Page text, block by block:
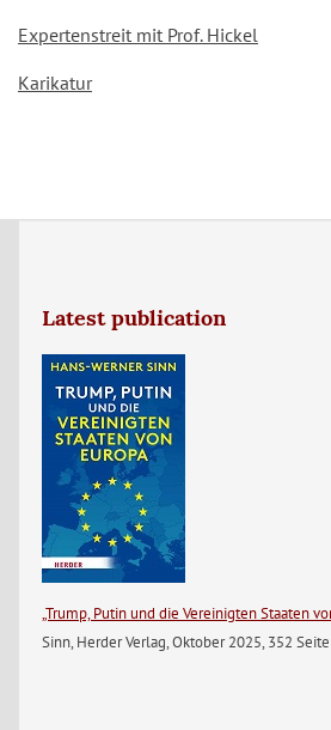
Expertenstreit mit Prof. Hickel
Karikatur
Latest publication
„Trump, Putin und die Vereinigten Staaten
Sinn, Herder Verlag, Oktober 2025, 352